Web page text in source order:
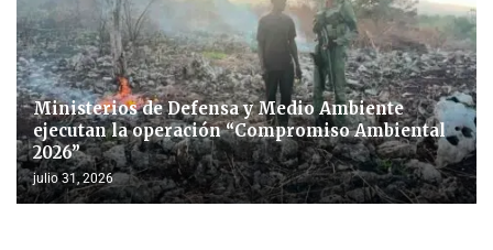
Ministerios de Defensa y Medio Ambiente
ejecutan la operación “Compromiso Ambiental
2026”
julio 31, 2026